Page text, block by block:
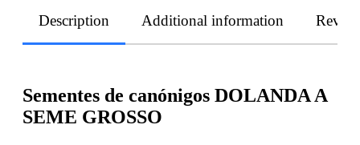
Description Additional information
Sementes de canónigos DOLANDA A
SEME GROSSO